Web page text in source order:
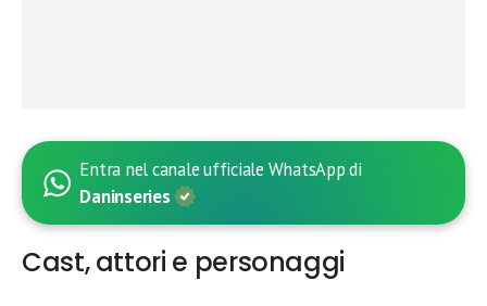
Entra nel canale ufficiale WhatsApp di
Daninseries
Cast, attori e personaggi